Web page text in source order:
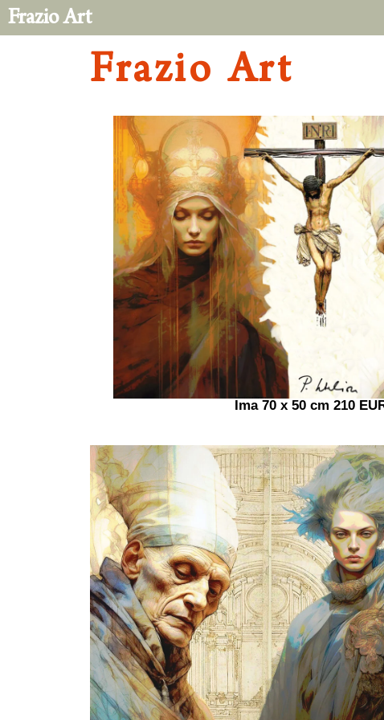
Frazio Art
Frazio Art
Ima 70 x 50 cm 210